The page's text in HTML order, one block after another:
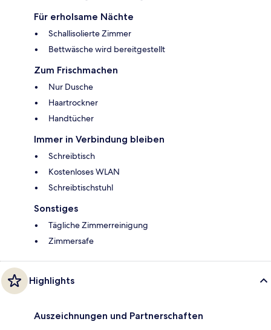
Für erholsame Nächte
Schallisolierte Zimmer
Bettwäsche wird bereitgestellt
Zum Frischmachen
Nur Dusche
Haartrockner
Handtücher
Immer in Verbindung bleiben
Schreibtisch
Kostenloses WLAN
Schreibtischstuhl
Sonstiges
Tägliche Zimmerreinigung
Zimmersafe
Highlights
Auszeichnungen und Partnerschaften